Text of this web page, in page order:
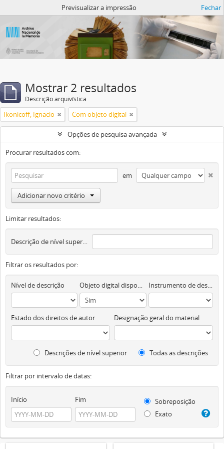
Previsualizar a impressão Fechar
Mostrar 2 resultados
Descrição arquivística
Ikonicoff, Ignacio Com objeto digital
Opções de pesquisa avançada
Procurar resultados com:
em
Adicionar novo critério
Limitar resultados:
Descrição de nível superior
Filtrar os resultados por:
Nível de descrição Objeto digital disponível Instrumento de descrição documental
Estado dos direitos de autor Designação geral do material
Descrições de nível superior Todas as descrições
Filtrar por intervalo de datas:
Início Fim
Sobreposição
Exato